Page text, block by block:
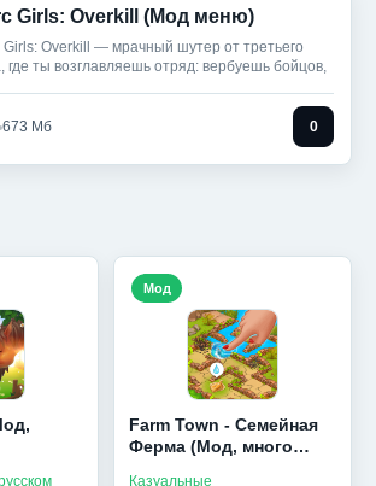
Girls: Overkill (Мод меню)
Girls: Overkill — мрачный шутер от третьего
где ты возглавляешь отряд: вербуешь бойцов,
673 Мб 0
Farm Town - Семейная
Ферма (Мод, много
Казуальные
Мод